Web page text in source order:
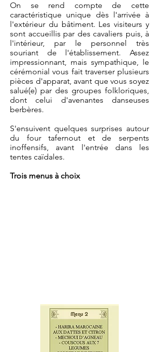
On se rend compte de cette
caractéristique unique dès l'arrivée à
l'extérieur du bâtiment. Les visiteurs y
sont accueillis par des cavaliers puis, à
l'intérieur, par le personnel très
souriant de l'établissement. Assez
impressionnant, mais sympathique, le
cérémonial vous fait traverser plusieurs
pièces d'apparat, avant que vous soyez
salué(e) par des groupes folkloriques,
dont celui d'avenantes danseuses
berbères.
S'ensuivent quelques surprises autour
du four tafernout et de serpents
inoffensifs, avant l'entrée dans les
tentes caïdales.
Trois menus à choix